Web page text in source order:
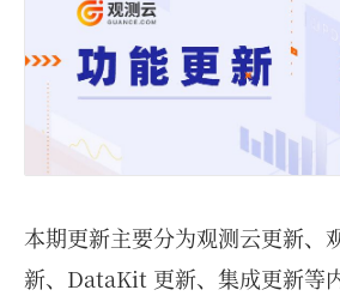
本期更新主要分为观测云更新、
新、DataKit 更新、集成更新等内